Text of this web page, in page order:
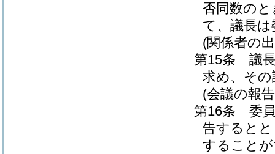
否同数の
て、議長
(関係者の
第15条
議
求め、そ
(会議の報
第16条
委
告すると
すること